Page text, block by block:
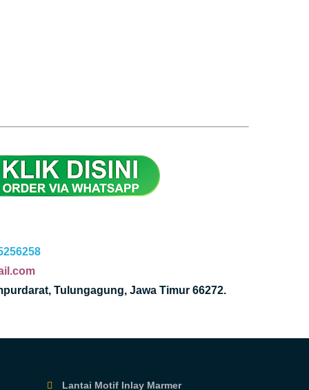
Tulungagung, Jawa Timur 66272.
Lantai Motif Inlay Marmer